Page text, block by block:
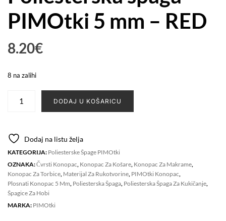
PIMOtki 5 mm – RED
8.20€
8 na zalihi
5
mm
-
RED
količina
DODAJ U KOŠARICU
Dodaj na listu želja
KATEGORIJA: Poliesterske Špage PIMOtki
OZNAKA:Čvrsti Konopac Konopac Za Košare Konopac Za Makrame
Konopac Za Torbice Materijal Za Rukotvorine PIMOtki Konopac
Plosnati Konopac 5 Mm Poliesterska Špaga Poliesterska Špaga Za Kukičanje
Špagice Za Hobi
MARKA: PIMOtki